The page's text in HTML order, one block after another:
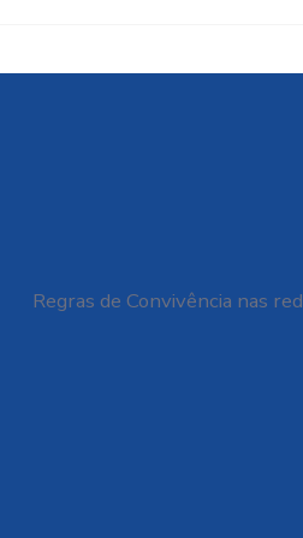
em IA
Regras de Convivência nas